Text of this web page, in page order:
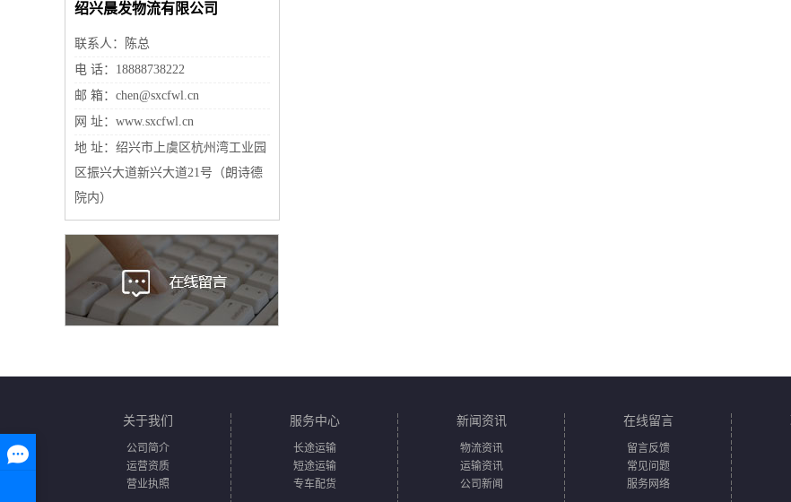
绍兴晨发物流有限公司
联系人：陈总
电 话：18888738222
邮 箱：chen@sxcfwl.cn
网 址：www.sxcfwl.cn
地 址：绍兴市上虞区杭州湾工业园
区振兴大道新兴大道21号（朗诗德
院内）
关于我们
公司简介
运营资质
营业执照
服务中心
长途运输
短途运输
专车配货
新闻资讯
物流资讯
运输资讯
公司新闻
在线留言
留言反馈
常见问题
服务网络